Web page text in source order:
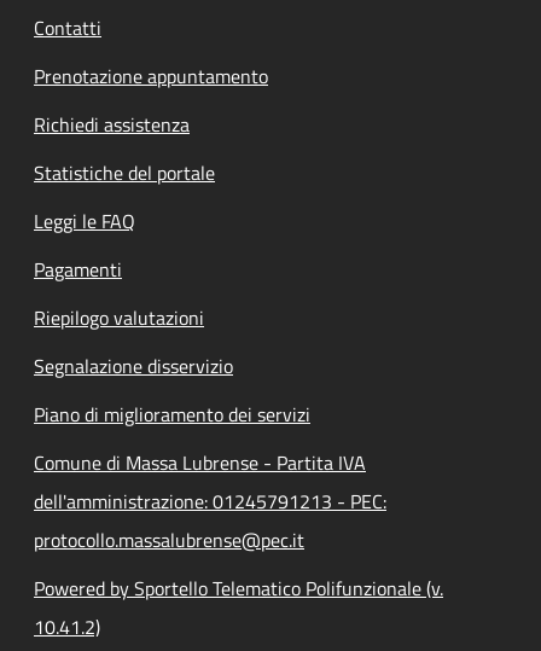
Contatti
Prenotazione appuntamento
Richiedi assistenza
Statistiche del portale
Leggi le FAQ
Pagamenti
Riepilogo valutazioni
Segnalazione disservizio
Piano di miglioramento dei servizi
Comune di Massa Lubrense - Partita IVA
dell'amministrazione: 01245791213 - PEC:
protocollo.massalubrense@pec.it
Powered by Sportello Telematico Polifunzionale (v.
10.41.2)